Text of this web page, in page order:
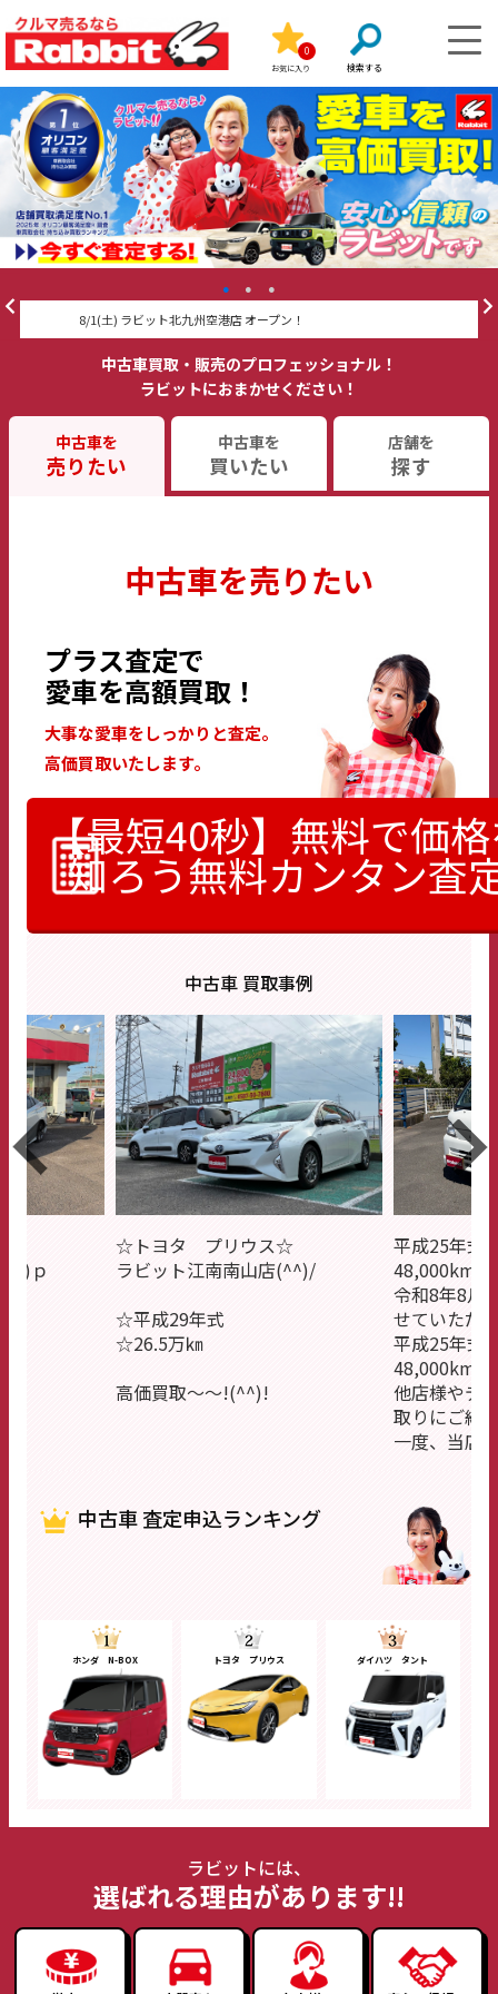
お気に入り
0
8/1(土) ラビット北九州空港店 オープン！
中古車買取・販売のプロフェッショナル！
ラビットにおまかせください！
中古車を
売りたい
中古車を
買いたい
店舗を
探す
中古車を売りたい
プラス査定で
愛車を高額買取！
大事な愛車をしっかりと査定。
高価買取いたします。
【最短40秒】無料で価
知ろう無料カンタン査
中古車 買取事例
ｐ
☆トヨタ プリウス☆
ラビット江南南山店(^^)/
☆平成29年式
☆26.5万㎞
高価買取～～!(^^)!
平成25年式
48,000km
令和8年8月
せていただ
平成25年式
48,000kmで
他店様やデ
取りにご納
一度、当店
中古車 査定申込ランキング
ホンダ N-BOX トヨタ プリウス ダイハツ タント
ラビットには、
選ばれる理由があります!!